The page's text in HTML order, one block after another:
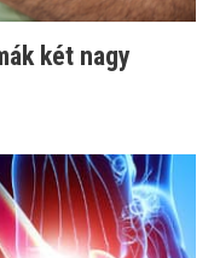
két nagy